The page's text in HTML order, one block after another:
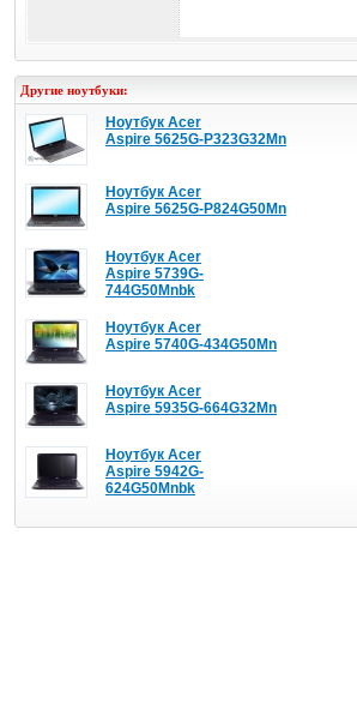
Другие ноутбуки:
Ноутбук Acer
Aspire 5625G-P323G32Mn
Ноутбук Acer
Aspire 5625G-P824G50Mn
Ноутбук Acer
Aspire 5739G-
744G50Mnbk
Ноутбук Acer
Aspire 5740G-434G50Mn
Ноутбук Acer
Aspire 5935G-664G32Mn
Ноутбук Acer
Aspire 5942G-
624G50Mnbk